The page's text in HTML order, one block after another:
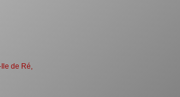
de Ré,